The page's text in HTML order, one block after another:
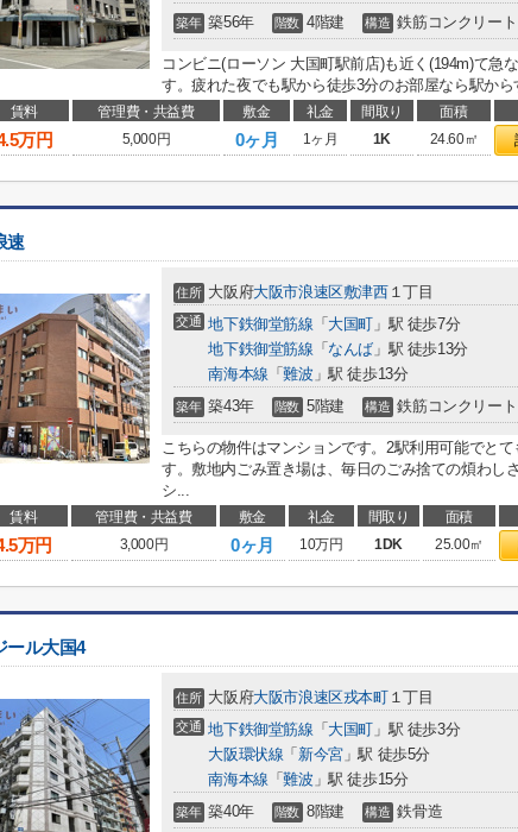
築年 築56年 階数 4階建 構造 鉄筋コンクリート
コンビニ(ローソン 大国町駅前店)も近く(194m)て急
す。疲れた夜でも駅から徒歩3分のお部屋なら駅か
賃料 管理費・共益費 敷金 礼金 間取り 面積
万円 5,000円 0ヶ月 1ヶ月 1K 24.60㎡
速
住所 大阪府大阪市浪速区敷津西１丁目
交通 地下鉄御堂筋線 「 大国町 」駅 徒歩7分
地下鉄御堂筋線 「 なんば 」駅 徒歩13分
南海本線 「難波 」駅 徒歩13分
築年 築43年 階数 5階建 構造 鉄筋コンクリート
こちらの物件はマンションです。2駅利用可能でと
す。敷地内ごみ置き場は、毎日のごみ捨ての煩わし
シ...
賃料 管理費・共益費 敷金 礼金 間取り 面積
万円 3,000円 0ヶ月 10万円 1DK 25.00㎡
ール大国4
住所 大阪府大阪市浪速区戎本町１丁目
交通 地下鉄御堂筋線 「 大国町 」駅 徒歩3分
大阪環状線 「 新今宮」駅 徒歩5分
南海本線 「難波 」駅 徒歩15分
築年 築40年 階数 8階建 構造 鉄骨造